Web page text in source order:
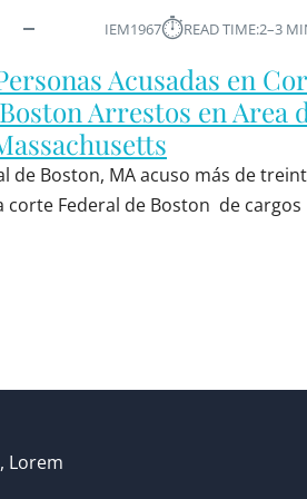
IEM1967⏱︎READ TIME:2–3
Acusadas en
Arrestos en Area
de Boston, MA acuso más de
corte Federal de Boston ​​de cargos
Lorem